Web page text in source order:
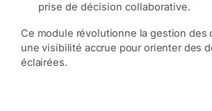
prise de décision collaborative.
Ce module révolutionne la gestion des
une visibilité accrue pour orienter des
éclairées.